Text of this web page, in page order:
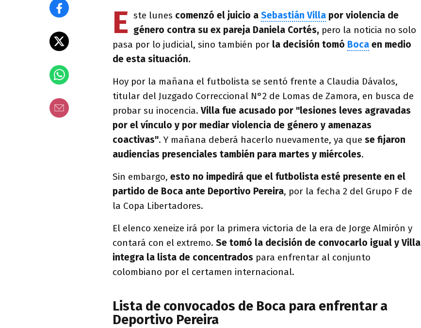
E ste lunes comenzó el juicio a Sebastián Villa por violencia de
género contra su ex pareja Daniela Cortés, pero la noticia no solo
pasa por lo judicial, sino también por la decisión tomó Boca en medio
de esta situación.
Hoy por la mañana el futbolista se sentó frente a Claudia Dávalos,
titular del Juzgado Correccional N°2 de Lomas de Zamora, en busca de
probar su inocencia.Villa fue acusado por "lesiones leves agravadas
por el vínculo y por mediar violencia de género y amenazas
coactivas". Y mañana deberá hacerlo nuevamente, ya que se fijaron
audiencias presenciales también para martes y miércoles.
Sin embargo, esto no impedirá que el futbolista esté presente en el
partido de Boca ante Deportivo Pereira, por la fecha 2 del Grupo F de
la Copa Libertadores.
El elenco xeneize irá por la primera victoria de la era de Jorge Almirón y
contará con el extremo. Se tomó la decisión de convocarlo igual y Villa
integra la lista de concentrados para enfrentar al conjunto
colombiano por el certamen internacional.
Lista de convocados de Boca para enfrentar a
Deportivo Pereira